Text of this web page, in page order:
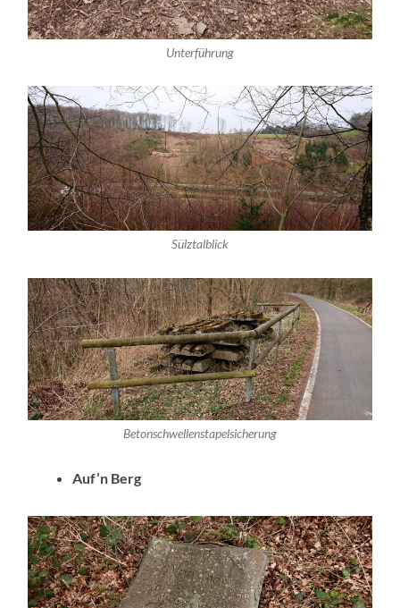
Unterführung
Sülztalblick
Betonschwellenstapelsicherung
Auf’n Berg